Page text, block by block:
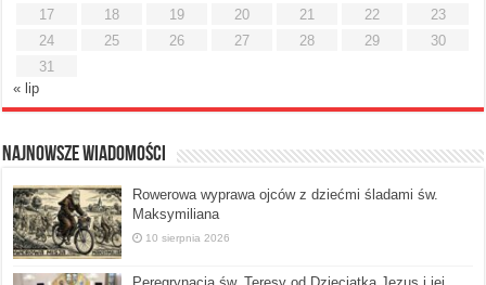
17
18 19 20 21 22
23
24
25 26 27 28 29
30
31
« lip
Najnowsze Wiadomości
Rowerowa wyprawa ojców z dziećmi śladami św.
Maksymiliana
10 sierpnia 2026